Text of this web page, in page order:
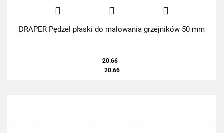
DRAPER Pędzel płaski do malowania grzejników 50 mm
20.66
20.66